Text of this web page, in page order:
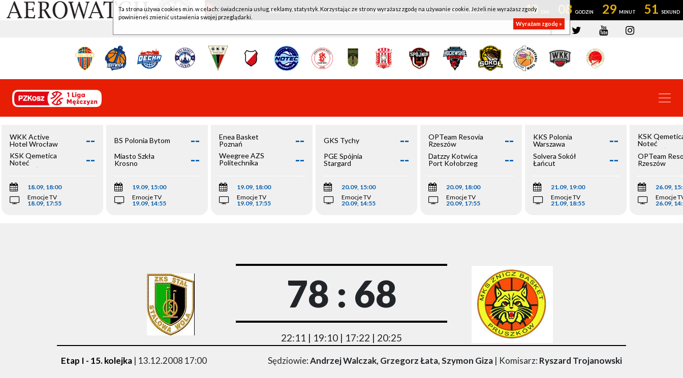
WKK ACTIVE HOTEL WROCŁAW - KSK QEMETICA NOTEĆ INOWROCŁAW 40 08 29 50
WKK Active
Hotel Wrocław
--
KSK Qemetica
Noteć
Inowrocław
--
18.09, 18:00
Emocje TV
18.09, 17:55
BS Polonia Bytom --
Miasto Szkła
Krosno
--
19.09, 15:00
Emocje TV
19.09, 14:55
Enea Basket
Poznań
--
Weegree AZS
Politechnika
--
19.09, 18:00
Emocje TV
19.09, 17:55
GKS Tychy --
PGE Spójnia
Stargard
--
20.09, 15:00
Emocje TV
20.09, 14:55
OPTeam Resovia
Rzeszów
--
Datzzy Kotwica
Port Kołobrzeg
--
20.09, 18:00
Emocje TV
20.09, 17:55
KKS Polonia
Warszawa
--
Solvera Sokół
Łańcut
--
21.09, 19:00
Emocje TV
21.09, 18:55
KSK
Noteć
Inowrocław
OPTeam
Rzeszów
26.09,
Emocje
26.09,
78 : 68
22:11 | 19:10 | 17:22 | 20:25
Etap I - 15. kolejka | 13.12.2008 17:00 Sędziowie:Andrzej Walczak, Grzegorz Łata, Szymon Giza| Komisarz: Ryszard Trojanowski
Ta strona używa cookies m.in. w celach: świadczenia usług, reklamy, statystyk. Korzystając ze strony wyrażasz zgodę na używanie cookie. Jeżeli nie wyrażasz zgody
powinieneś zmienić ustawienia swojej przeglądarki.
Wyrażam zgodę »